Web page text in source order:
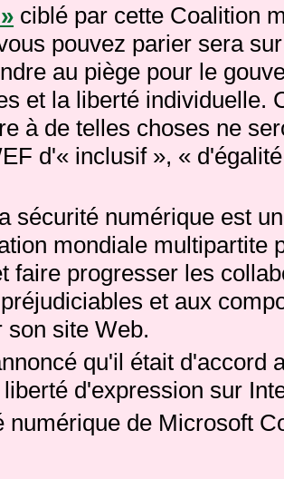
ciblé par cette Coalition
pouvez parier sera sur
au piège pour le
et la liberté individuelle.
à de telles choses ne
d'« inclusif », «
sécurité numérique est
mondiale multipartite
faire progresser les
et aux
site Web.
qu'il était d'accord
d'expression sur
numérique de Microsoft